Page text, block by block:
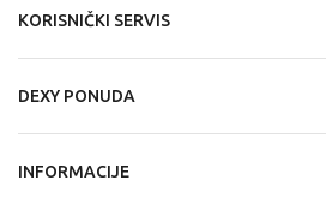
KORISNIČKI SERVIS
DEXY PONUDA
INFORMACIJE